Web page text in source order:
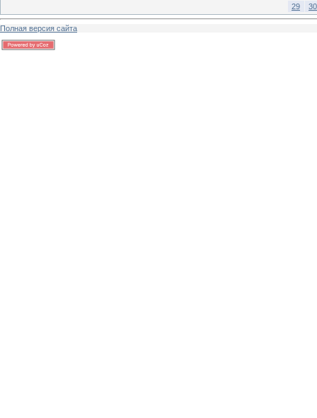
29
30
Полная версия сайта